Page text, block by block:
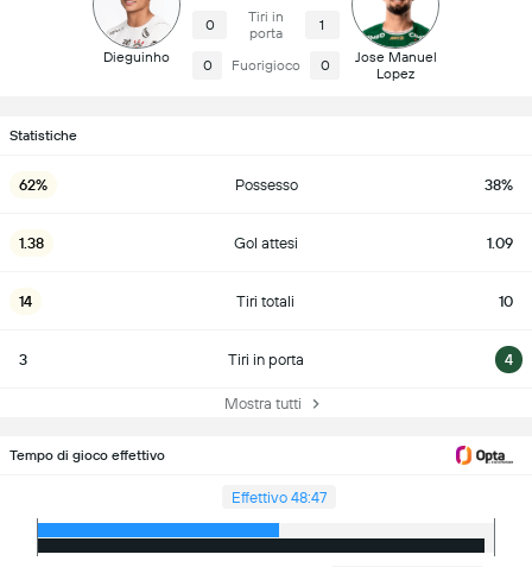
Dieguinho
0
Tiri in
porta
1
0 Fuorigioco 0
Jose Manuel
Lopez
Statistiche
62% Possesso 38%
1.38 Gol attesi 1.09
14 Tiri totali 10
3 Tiri in porta 4
Mostra tutti
Tempo di gioco effettivo
Effettivo 48:47